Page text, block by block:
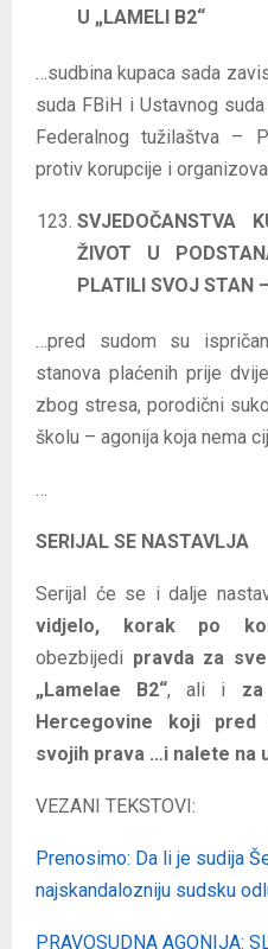
U „LAMELI B2“
…sudbina kupaca sada
suda FBiH i Ustavnog
Federalnog tužilaštva –
protiv korupcije i
SVJEDOČANSTVA
ŽIVOT U
PLATILI SVOJ STAN
…pred sudom su
stanova plaćenih prije
zbog stresa, porodični
školu – agonija koja nema
SERIJAL SE NASTAVLJA
Serijal će se i dalje
vidjelo, korak po
obezbijedi pravda za
„Lamelae B2“, ali i
Hercegovine koji
svojih prava …i nalete na
VEZANI TEKSTOVI:
Prenosimo: Da li je sudija
najskandalozniju sudsku
PRAVOSUDNA AGONIJA: